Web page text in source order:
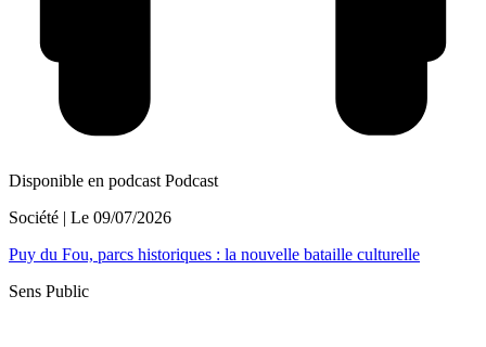
Disponible en podcast Podcast
Société | Le 09/07/2026
Puy du Fou, parcs historiques : la nouvelle bataille culturelle
Sens Public